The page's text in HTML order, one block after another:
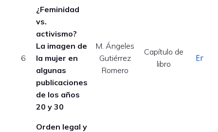
6
¿Feminidad
vs.
activismo?
La imagen de
la mujer en
algunas
publicaciones
de los años
20 y 30
M. Ángeles
Gutiérrez
Romero
Capítulo de
libro
Orden legal y